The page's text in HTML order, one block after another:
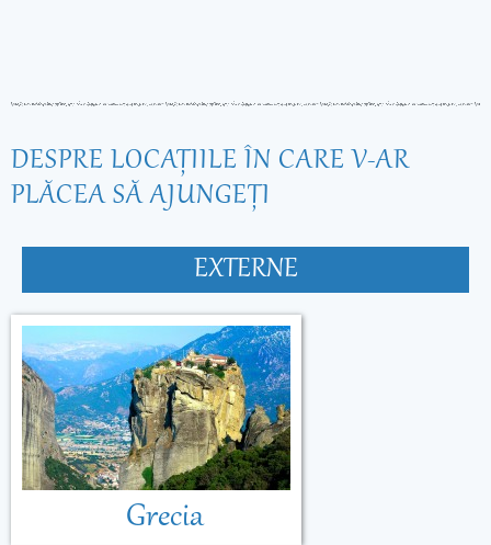
DESPRE LOCAŢIILE ÎN CARE V-AR
PLĂCEA SĂ AJUNGEŢI
EXTERNE
Grecia